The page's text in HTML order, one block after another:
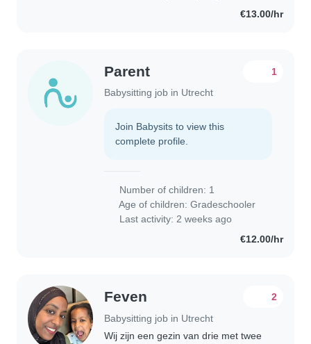
€13.00/hr
Parent
Babysitting job in Utrecht
1
Join Babysits to view this
complete profile.
Number of children: 1
Age of children:Gradeschooler
Last activity: 2 weeks ago
€12.00/hr
Feven
Babysitting job in Utrecht
2
Wij zijn een gezin van drie met twee